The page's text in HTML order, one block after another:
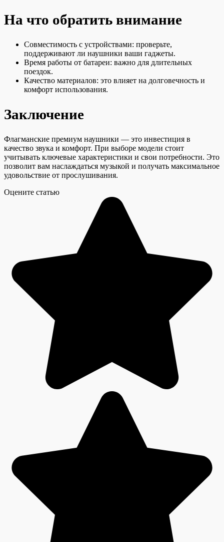
На что обратить внимание
Совместимость с устройствами: проверьте,
поддерживают ли наушники ваши гаджеты.
Время работы от батареи: важно для длительных
поездок.
Качество материалов: это влияет на долговечность и
комфорт использования.
Заключение
Флагманские премиум наушники — это инвестиция в
качество звука и комфорт. При выборе модели стоит
учитывать ключевые характеристики и свои потребности. Это
позволит вам наслаждаться музыкой и получать максимальное
удовольствие от прослушивания.
Оцените статью